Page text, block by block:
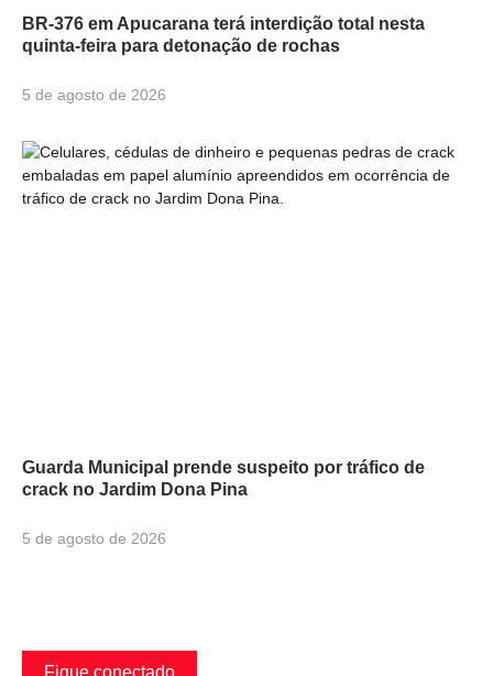
BR-376 em Apucarana terá interdição total nesta
quinta-feira para detonação de rochas
5 de agosto de 2026
Guarda Municipal prende suspeito por tráfico de
crack no Jardim Dona Pina
5 de agosto de 2026
Fique conectado